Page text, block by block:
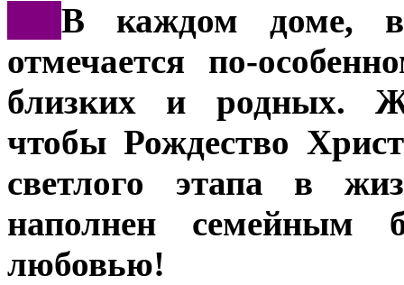
В каждом доме, в
отмечается по-
близких и родных.
чтобы Рождество
светлого этапа в
наполнен семейным
любовью!